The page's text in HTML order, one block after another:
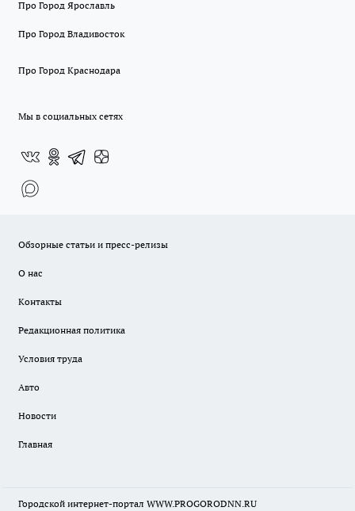
Про Город Ярославль
Про Город Владивосток
Про Город Краснодара
Мы в социальных сетях
Обзорные статьи и пресс-релизы
О нас
Контакты
Редакционная политика
Условия труда
Авто
Новости
Главная
Городской интернет-портал WWW.PROGORODNN.RU